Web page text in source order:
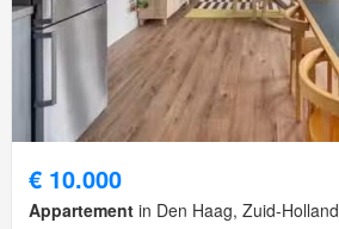
€ 10.000
Appartement in Den Haag, Zuid-Holland